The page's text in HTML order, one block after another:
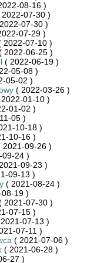
08-16 )
07-30 )
07-30 )
07-29 )
07-10 )
2022-06-25 )
( 2022-06-19 )
05-08 )
05-02 )
( 2022-03-26 )
01-10 )
01-02 )
05 )
10-18 )
10-16 )
09-26 )
24 )
09-23 )
09-13 )
( 2021-08-24 )
19 )
2021-07-30 )
07-15 )
07-13 )
07-11 )
( 2021-07-06 )
( 2021-06-28 )
27 )